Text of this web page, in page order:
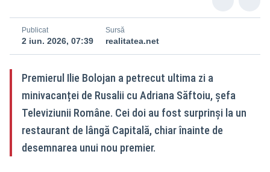
Publicat
2 iun. 2026, 07:39
Sursă
realitatea.net
Premierul Ilie Bolojan a petrecut ultima zi a
minivacanței de Rusalii cu Adriana Săftoiu, șefa
Televiziunii Române. Cei doi au fost surprinși la un
restaurant de lângă Capitală, chiar înainte de
desemnarea unui nou premier.